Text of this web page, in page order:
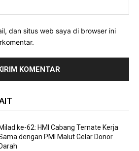
dan situs web saya di browser ini
Milad ke-62: HMI Cabang Ternate Kerja
dengan PMI Malut Gelar Donor
Darah